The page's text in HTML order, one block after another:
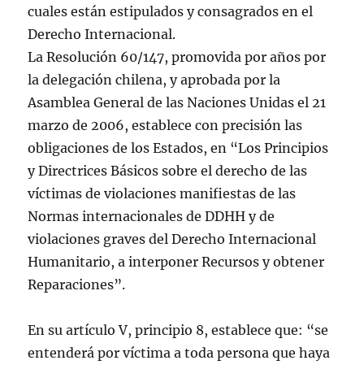
cuales están estipulados y consagrados en el
Derecho Internacional.
La Resolución 60/147, promovida por años por
la delegación chilena, y aprobada por la
Asamblea General de las Naciones Unidas el 21
marzo de 2006, establece con precisión las
obligaciones de los Estados, en “Los Principios
y Directrices Básicos sobre el derecho de las
víctimas de violaciones manifiestas de las
Normas internacionales de DDHH y de
violaciones graves del Derecho Internacional
Humanitario, a interponer Recursos y obtener
Reparaciones”.
En su artículo V, principio 8, establece que: “se
entenderá por víctima a toda persona que haya